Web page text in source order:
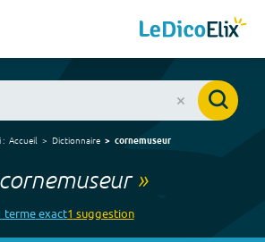
: Accueil Dictionnaire cornemuseur
cornemuseur»
termeexact1 suggestion